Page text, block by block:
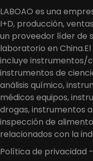
LABOAO es una
I+D, producción,
un proveedor líder de
laboratorio en
incluye instrumentos/
instrumentos de
análisis químico,
médicos equipos,
drogas, instrumentos
inspección de
relacionados con la
Política de privacidad -